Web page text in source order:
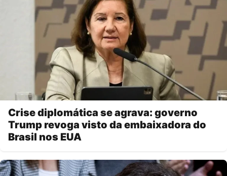
Crise diplomática se agrava: governo
Trump revoga visto da embaixadora do
Brasil nos EUA